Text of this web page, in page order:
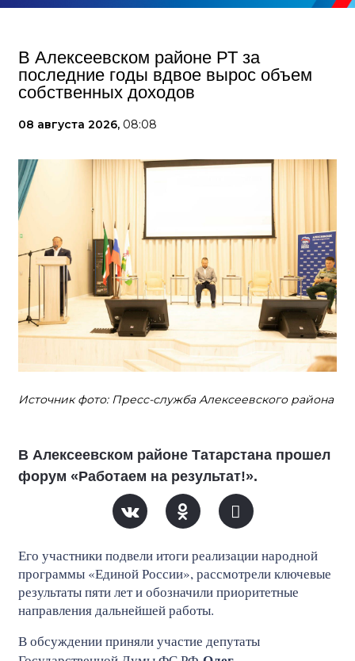
В Алексеевском районе РТ за
последние годы вдвое вырос объем
собственных доходов
08 августа 2026, 08:08
Источник фото: Пресс-служба Алексеевского района
В Алексеевском районе Татарстана прошел
форум «Работаем на результат!».
Его участники подвели итоги реализации народной
программы «Единой России», рассмотрели ключевые
результаты пяти лет и обозначили приоритетные
направления дальнейшей работы.
В обсуждении приняли участие депутаты